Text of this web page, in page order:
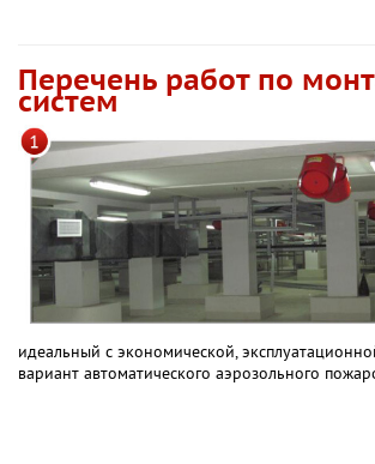
Перечень работ по
систем
идеальный с экономической,
вариант автоматического аэрозольного